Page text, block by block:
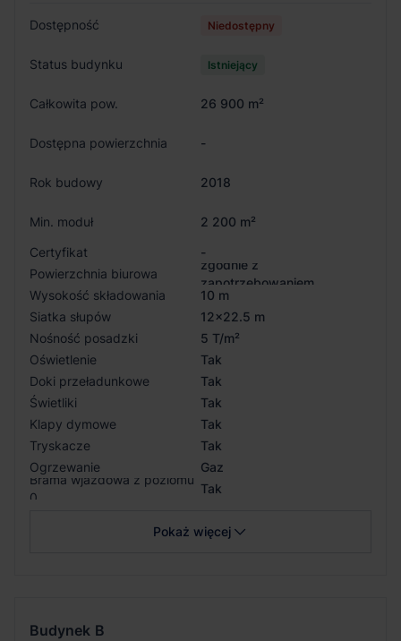
Dostępność Niedostępny
Status budynku Istniejący
Całkowita pow. 26 900 m²
Dostępna powierzchnia -
Rok budowy 2018
Min. moduł
2 200 m²
Certyfikat
-
Powierzchnia biurowa
zgodnie z
zapotrzebowaniem
Wysokość składowania
10 m
Siatka słupów
12x22.5 m
Nośność posadzki
5 T/m²
Oświetlenie
Tak
Doki przeładunkowe
Tak
Świetliki
Tak
Klapy dymowe
Tak
Tryskacze
Tak
Ogrzewanie
Gaz
Brama wjazdowa z poziomu
0
Tak
Pokaż więcej
Budynek B